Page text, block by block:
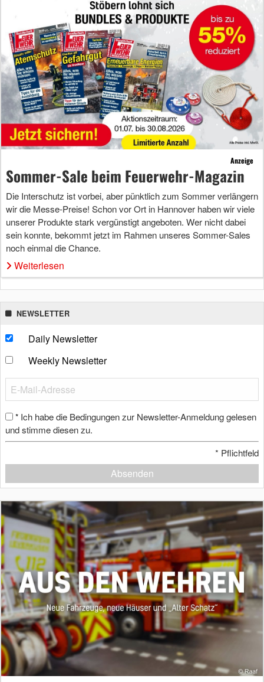
Anzeige
Sommer-Sale beim Feuerwehr-Magazin
Die Interschutz ist vorbei, aber pünktlich zum Sommer verlängern
wir die Messe-Preise! Schon vor Ort in Hannover haben wir viele
unserer Produkte stark vergünstigt angeboten. Wer nicht dabei
sein konnte, bekommt jetzt im Rahmen unseres Sommer-Sales
noch einmal die Chance.
Weiterlesen
NEWSLETTER
Daily Newsletter
Weekly Newsletter
* Ich habe die Bedingungen zur Newsletter-Anmeldung gelesen
und stimme diesen zu.
* Pflichtfeld
Absenden